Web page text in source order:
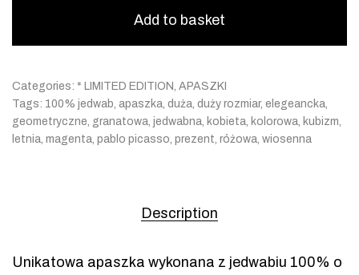
Add to basket
Categories: * LIMITED EDITION APASZKI
Tags: 100% jedwab apaszka duża duży rozmiar, elegeancka
geometryczne granatowa jedwabna kobieta kolorowa kubizm
letnia magenta pablo picasso prezent różowa wiosenna
Description
Unikatowa apaszka wykonana z jedwabiu 100% o